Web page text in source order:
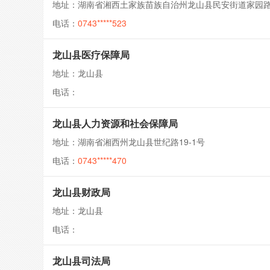
地址：湖南省湘西土家族苗族自治州龙山县民安街道家园
电话： 0743*****523
龙山县医疗保障局
地址：龙山县
电话：
龙山县人力资源和社会保障局
地址：湖南省湘西州龙山县世纪路19-1号
电话： 0743*****470
龙山县财政局
地址：龙山县
电话：
龙山县司法局